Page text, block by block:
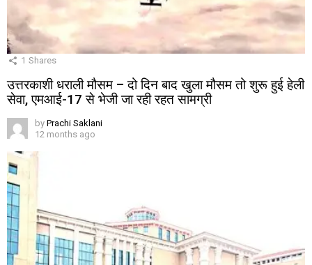
1 Shares
उत्तरकाशी धराली मौसम – दो दिन बाद खुला मौसम तो शुरू हुई हेली
सेवा, एमआई-17 से भेजी जा रही रहत सामग्री
by Prachi Saklani
12 months ago